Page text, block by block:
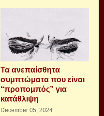
Τα ανεπαίσθητα
συμπτώματα που είναι
“προπομπός” για
κατάθλιψη
December 05, 2024